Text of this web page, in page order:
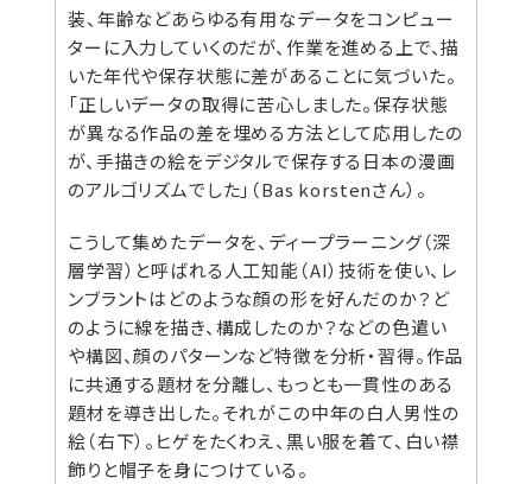
装、年齢などあらゆる有用なデータをコンピュー
ターに入力していくのだが、作業を進める上で、描
いた年代や保存状態に差があることに気づいた。
「正しいデータの取得に苦心しました。保存状態
が異なる作品の差を埋める方法として応用したの
が、手描きの絵をデジタルで保存する日本の漫画
のアルゴリズムでした」（Bas korstenさん）。
こうして集めたデータを、ディープラーニング（深
層学習）と呼ばれる人工知能（AI）技術を使い、レ
ンブラントはどのような顔の形を好んだのか？ど
のように線を描き、構成したのか？などの色遣い
や構図、顔のパターンなど特徴を分析・習得。作品
に共通する題材を分離し、もっとも一貫性のある
題材を導き出した。それがこの中年の白人男性の
絵（右下）。ヒゲをたくわえ、黒い服を着て、白い襟
飾りと帽子を身につけている。